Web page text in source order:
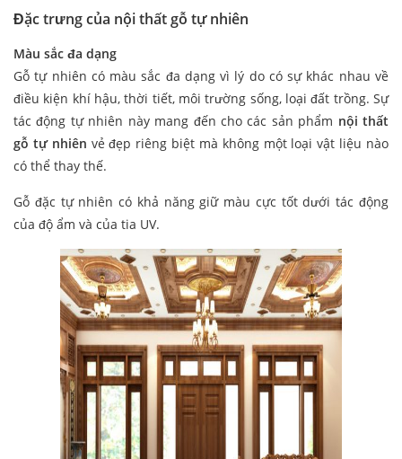
Đặc trưng của nội thất gỗ tự nhiên
Màu sắc đa dạng
Gỗ tự nhiên có màu sắc đa dạng vì lý do có sự khác nhau về
điều kiện khí hậu, thời tiết, môi trường sống, loại đất trồng. Sự
tác động tự nhiên này mang đến cho các sản phẩm nội thất
gỗ tự nhiên vẻ đẹp riêng biệt mà không một loại vật liệu nào
có thể thay thế.
Gỗ đặc tự nhiên có khả năng giữ màu cực tốt dưới tác động
của độ ẩm và của tia UV.